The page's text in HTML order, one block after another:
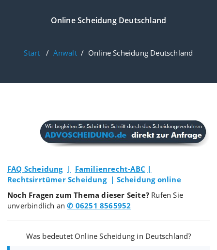
Online Scheidung Deutschland
Start / Anwalt/ Online Scheidung Deutschland
FAQ Scheidung | Familienrecht-ABC |
Rechtsirrtümer Scheidung | Scheidung online
Noch Fragen zum Thema dieser Seite? Rufen Sie
unverbindlich an✆ 06251 8565952
Was bedeutet Online Scheidung in Deutschland?